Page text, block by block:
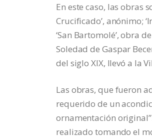
En este caso, las obras
Crucificado’, anónimo;
‘San Bartomolé’, obra
Soledad de Gaspar
del siglo XIX, llevó a la
Las obras, que fueron
requerido de un
ornamentación
realizado tomando el